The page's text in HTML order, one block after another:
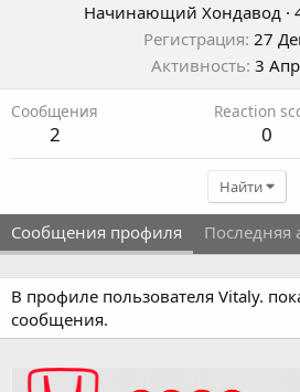
Начинающий Хондавод ·
Регистрация 27
Активность 3
Сообщения
2
Reaction
0
Найти
Сообщения профиля Последняя
В профиле пользователя Vitaly.
сообщения.